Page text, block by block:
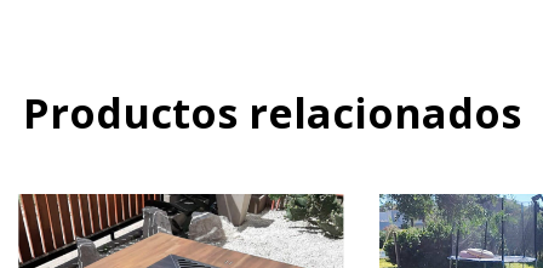
Productos relacionados